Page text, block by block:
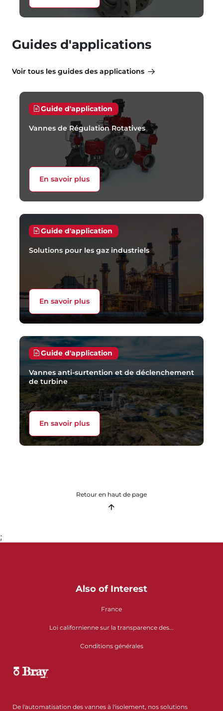
Guides d'applications
Voir tous les guides des applications
Guide d'application
Vannes de Régulation Rotatives
En savoir plus
Guide d'application
Solutions pour les gaz industriels
En savoir plus
Guide d'application
Vannes anti-surtention et de déclenchement
de turbine
En savoir plus
Retour en haut de page
;
Also of Interest
France
Loi californienne sur la transparence des...
Conditions générales
De l'automatisation des vannes à l'isolement, nos solutions